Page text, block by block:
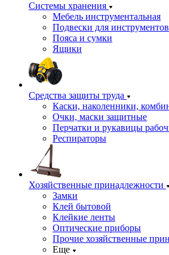
Системы хранения
Мебель инструментальная
Подвески для инструментов
Пояса и сумки
Ящики
Средства защиты труда
Каски, наколенники,
Очки, маски защитные
Перчатки и рукавицы
Респираторы
Хозяйственные принадлежности
Замки
Клей бытовой
Клейкие ленты
Оптические приборы
Прочие хозяйственные
Еще